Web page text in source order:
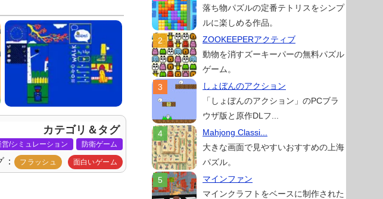
カテゴリ＆タグ
営/シミュレーション 防衛ゲーム
フラッシュ 面白いゲーム
落ち物パズルの定番テトリスをシンプ
ルに楽しめる作品。
ZOOKEEPERアクティブ
動物を消すズーキーパーの無料パズル
ゲーム。
しょぼんのアクション
「しょぼんのアクション」のPCブラ
ウザ版と原作DLフ...
Mahjong Classi...
大きな画面で見やすいおすすめの上海
パズル。
マインファン
マインクラフトをベースに制作された